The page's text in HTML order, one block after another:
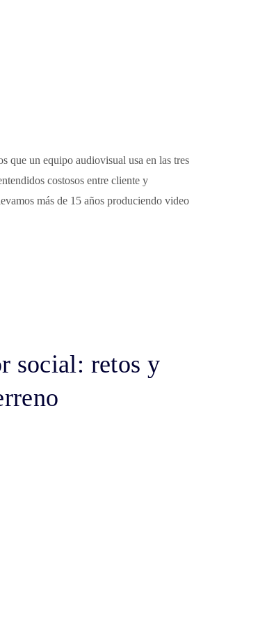
que un equipo audiovisual usa en las tres
costosos entre cliente y
más de 15 años produciendo video
social: retos y